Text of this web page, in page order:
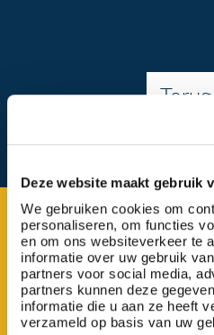
Deze website maakt gebruik
We gebruiken cookies om
personaliseren, om functies
en om ons websiteverkeer te
informatie over uw gebruik
partners voor social media,
partners kunnen deze
informatie die u aan ze heeft
verzameld op basis van uw
Terug
Op de
Wilt u ook op de hoogte
laatste nieuwtjes?